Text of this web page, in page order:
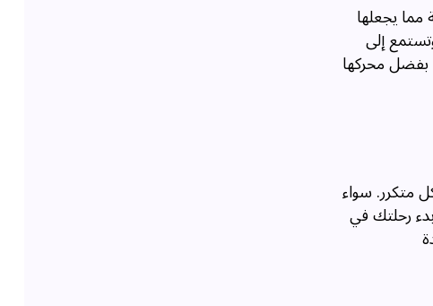
مما يجعلها
إلى
موسيقاك المفضلة على نظام صوتي عالي الجودة. يمكنك القيادة بسهولة في شوارع المدن والطرق الصحراوية مع LX 570 بفضل محركها
متكرر. سواء
رحلتك في